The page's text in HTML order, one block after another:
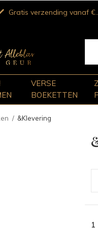
VERSE
BOEKETTEN
Gratis verzending vanaf €100
&Klevering
1